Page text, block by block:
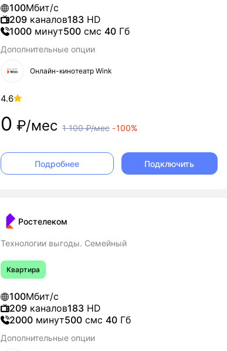
100Мбит/с
209 каналов183 HD
1000 минут500 смс 40 Гб
Дополнительные опции
Онлайн-кинотеатр Wink
4.6
0 ₽/мес 1 100₽/мес -100%
Подробнее Подключить
Ростелеком
Технологии выгоды. Семейный
Квартира
100Мбит/с
209 каналов183 HD
2000 минут500 смс 40 Гб
Дополнительные опции